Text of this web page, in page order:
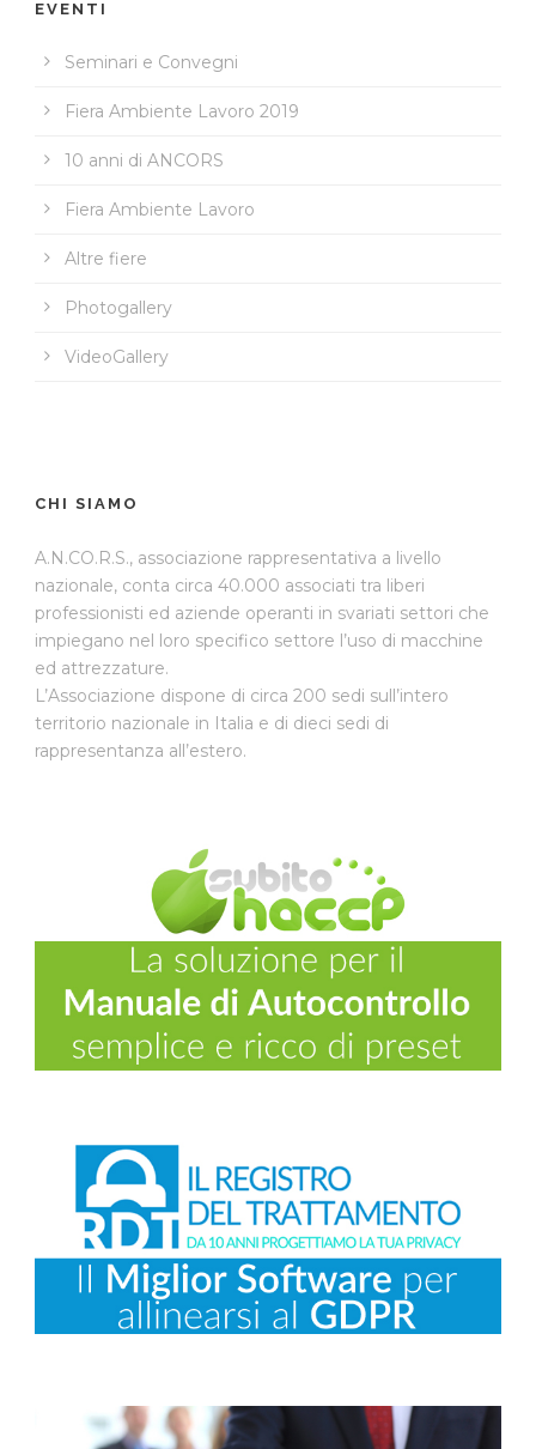
EVENTI
Seminari e Convegni
Fiera Ambiente Lavoro 2019
10 anni di ANCORS
Fiera Ambiente Lavoro
Altre fiere
Photogallery
VideoGallery
CHI SIAMO
A.N.CO.R.S., associazione rappresentativa a livello
nazionale, conta circa 40.000 associati tra liberi
professionisti ed aziende operanti in svariati settori che
impiegano nel loro specifico settore l’uso di macchine
ed attrezzature.
L’Associazione dispone di circa 200 sedi sull’intero
territorio nazionale in Italia e di dieci sedi di
rappresentanza all’estero.